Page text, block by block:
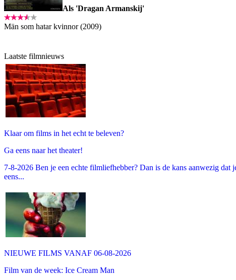
Als 'Dragan Armanskij'
Män som hatar kvinnor (2009)
Laatste filmnieuws
Klaar om films in het echt te beleven?
Ga eens naar het theater!
7-8-2026 Ben je een echte filmliefhebber? Dan is de kans aanwezig
eens...
NIEUWE FILMS VANAF 06-08-2026
Film van de week: Ice Cream Man